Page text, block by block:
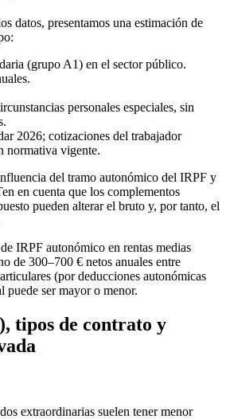
datos, presentamos una estimación de
(grupo A1) en el sector público.
personales especiales, sin
2026; cotizaciones del trabajador
normativa vigente.
del tramo autonómico del IRPF y
en cuenta que los complementos
pueden alterar el bruto y, por tanto, el
IRPF autonómico en rentas medias
de 300–700 € netos anuales entre
(por deducciones autonómicas
puede ser mayor o menor.
tipos de contrato y
extraordinarias suelen tener menor